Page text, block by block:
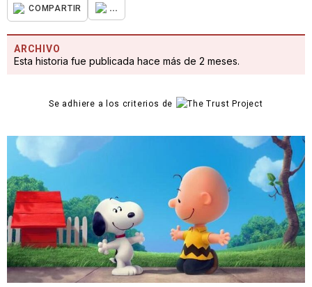
COMPARTIR ...
ARCHIVO
Esta historia fue publicada hace más de 2 meses.
Se adhiere a los criterios de